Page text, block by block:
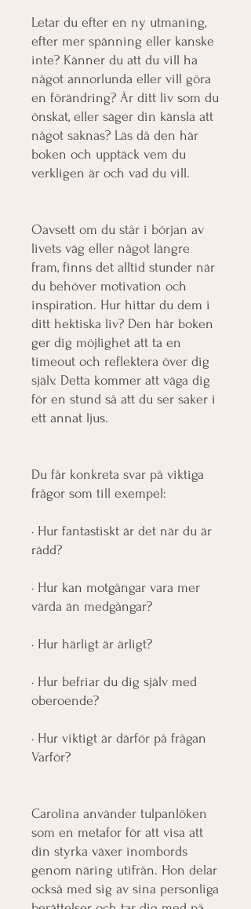
Letar du efter en ny utmaning,
efter mer spänning eller kanske
inte? Känner du att du vill ha
något annorlunda eller vill göra
en förändring? Är ditt liv som du
önskat, eller säger din känsla att
något saknas? Läs då den här
boken och upptäck vem du
verkligen är och vad du vill.
Oavsett om du står i början av
livets väg eller något längre
fram, finns det alltid stunder när
du behöver motivation och
inspiration. Hur hittar du dem i
ditt hektiska liv? Den här boken
ger dig möjlighet att ta en
timeout och reflektera över dig
själv. Detta kommer att väga dig
för en stund så att du ser saker i
ett annat ljus.
Du får konkreta svar på viktiga
frågor som till exempel:
· Hur fantastiskt är det när du är
rädd?
· Hur kan motgångar vara mer
värda än medgångar?
· Hur härligt är ärligt?
· Hur befriar du dig själv med
oberoende?
· Hur viktigt är därför på frågan
Varför?
Carolina använder tulpanlöken
som en metafor för att visa att
din styrka växer inombords
genom näring utifrån. Hon delar
också med sig av sina personliga